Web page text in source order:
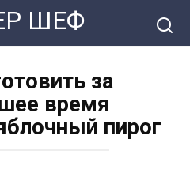
ШЕФ
за
время
пирог